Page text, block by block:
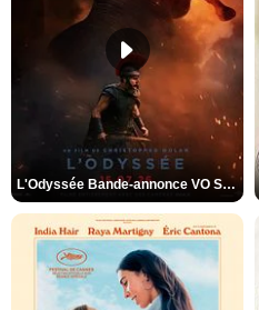
L'Odyssée Bande-annonce VO STFR